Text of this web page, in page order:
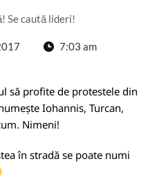
Se caută lideri!
7:03 am
să profite de protestele din
Iohannis, Turcan,
Nimeni!
în stradă se poate numi